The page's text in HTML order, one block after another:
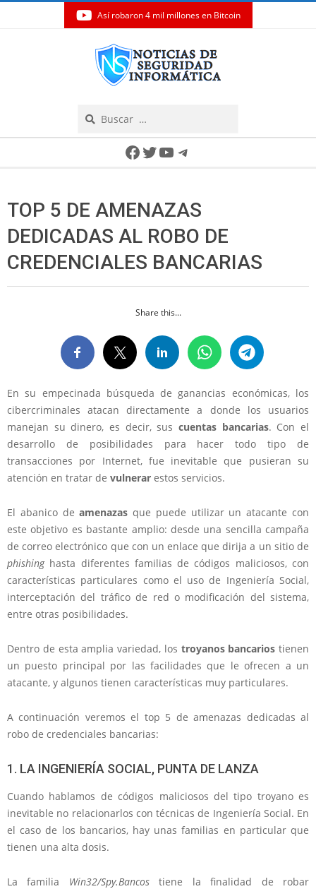
Así robaron 4 mil millones en Bitcoin
Facebook
Twitter
YouTube
Telegram
TOP 5 DE AMENAZAS
DEDICADAS AL ROBO DE
CREDENCIALES BANCARIAS
Share this...
En su empecinada búsqueda de ganancias económicas, los
cibercriminales atacan directamente a donde los usuarios
manejan su dinero, es decir, sus cuentas bancarias. Con el
desarrollo de posibilidades para hacer todo tipo de
transacciones por Internet, fue inevitable que pusieran su
atención en tratar de vulnerar estos servicios.
El abanico deamenazas que puede utilizar un atacante con
este objetivo es bastante amplio: desde una sencilla campaña
de correo electrónico que con un enlace que dirija a un sitio de
phishinghasta diferentes familias de códigos maliciosos, con
características particulares como el uso de Ingeniería Social,
interceptación del tráfico de red o modificación del sistema,
entre otras posibilidades.
Dentro de esta amplia variedad, los troyanos bancarios tienen
un puesto principal por las facilidades que le ofrecen a un
atacante, y algunos tienen características muy particulares.
A continuación veremos el top 5 de amenazas dedicadas al
robo de credenciales bancarias:
1. LA INGENIERÍA SOCIAL, PUNTA DE LANZA
Cuando hablamos de códigos maliciosos del tipo troyano es
inevitable no relacionarlos con técnicas de Ingeniería Social. En
el caso de los bancarios, hay unas familias en particular que
tienen una alta dosis.
La familia Win32/Spy.Bancostiene la finalidad de robar